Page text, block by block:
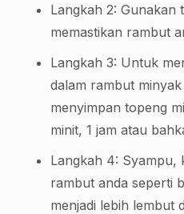
Langkah 2: Gunakan
memastikan rambut
Langkah 3: Untuk
dalam rambut
menyimpan topeng
minit, 1 jam atau
Langkah 4: Syampu,
rambut anda seperti
menjadi lebih lembut